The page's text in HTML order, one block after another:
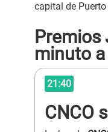
capital de Puerto
Premios
minuto
21:40
CNCO